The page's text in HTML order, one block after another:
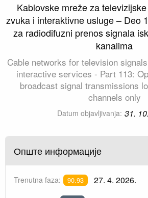
Kablovske mreže za
zvuka i interaktivne usluge – Deo
za radiodifuzni prenos signala
kanalima
Cable networks for television
interactive services - Part 113:
broadcast signal transmissions
channels only
Datum objavljivanja: 31.
Опште информације
Trenutna faza: 90.93 27. 4. 2026.